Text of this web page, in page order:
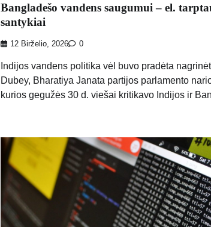
Bangladešo vandens saugumui – el.
santykiai
12 Birželio, 2026 0
Indijos vandens politika vėl buvo pradėta
Dubey, Bharatiya Janata partijos parlamento
kurios gegužės 30 d. viešai kritikavo Indijos ir